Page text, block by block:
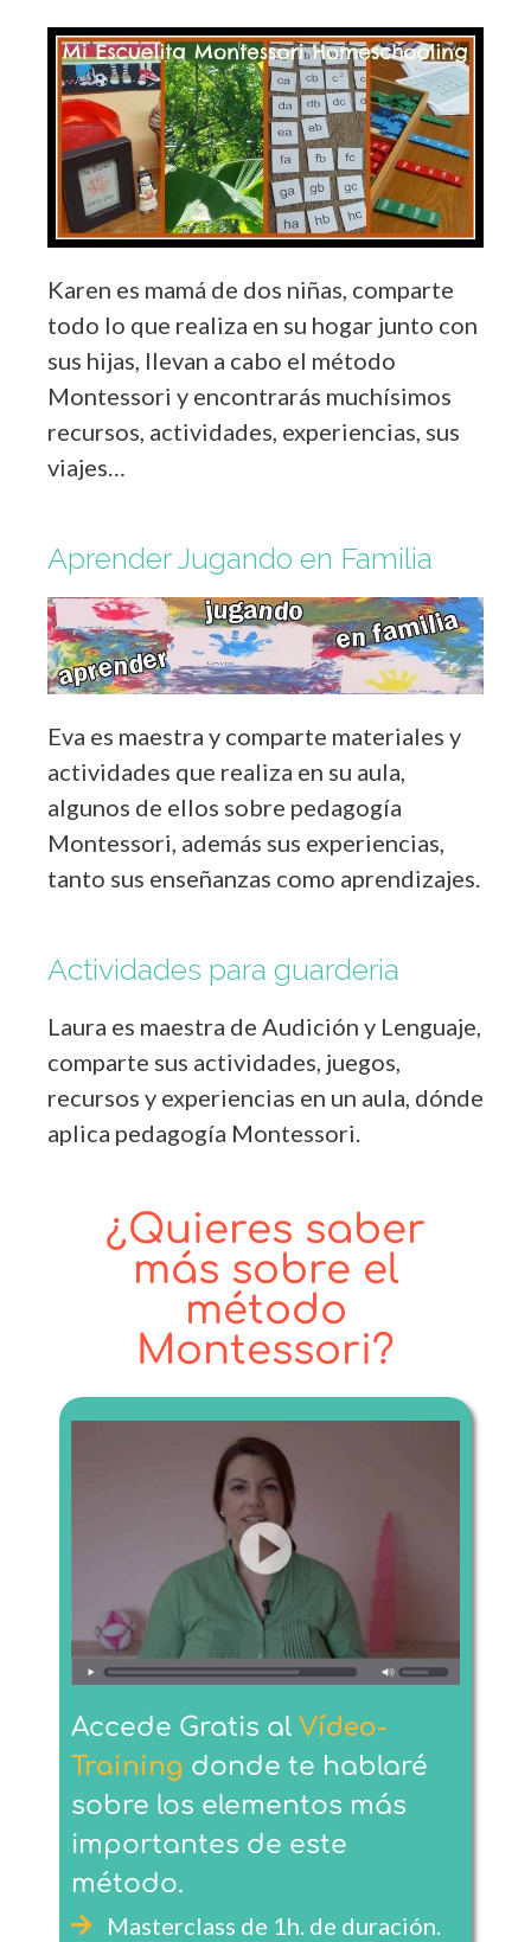
Karen es mamá de dos niñas, comparte
todo lo que realiza en su hogar junto con
sus hijas, llevan a cabo el método
Montessori y encontrarás muchísimos
recursos, actividades, experiencias, sus
viajes…
Aprender Jugando en Familia
Eva es maestra y comparte materiales y
actividades que realiza en su aula,
algunos de ellos sobre pedagogía
Montessori, además sus experiencias,
tanto sus enseñanzas como aprendizajes.
Actividades para guarderia
Laura es maestra de Audición y Lenguaje,
comparte sus actividades, juegos,
recursos y experiencias en un aula, dónde
aplica pedagogía Montessori.
¿Quieres saber
más sobre el
método
Montessori?
Accede Gratis al Vídeo-
Training donde te hablaré
sobre los elementos más
importantes de este
método.
Masterclass de 1h. de duración.